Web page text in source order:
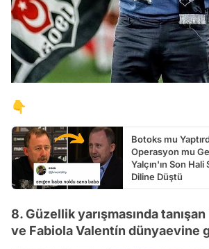
👇
Botoks mu
Operasyon mu
Yalçın'ın Son
Diline Düştü
8. Güzellik yarışmasında
ve Fabiola Valentín dünyaevine